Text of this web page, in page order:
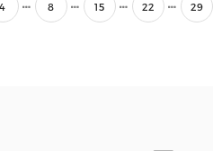
4 8 15 22 29